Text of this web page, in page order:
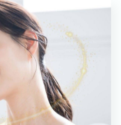
いシステム活用法
は、施術を受けるたびに料金
、予算管理がしやすいこと
な費用を用意する必要がな
けを選べるため、無駄なく
わせて施術間隔を調整しや
時は間隔をあけるなど柔軟